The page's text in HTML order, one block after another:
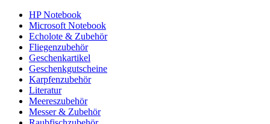
HP Notebook
Microsoft Notebook
Echolote & Zubehör
Fliegenzubehör
Geschenkartikel
Geschenkgutscheine
Karpfenzubehör
Literatur
Meereszubehör
Messer & Zubehör